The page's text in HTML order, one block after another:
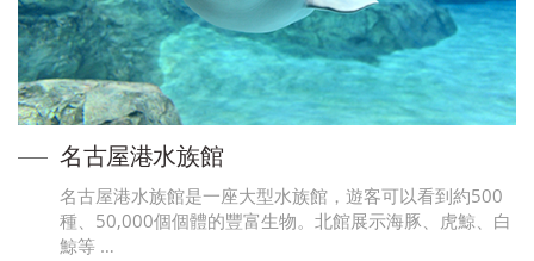
名古屋港水族館
名古屋港水族館是一座大型水族館，遊客可以看到約500
種、50,000個個體的豐富生物。北館展示海豚、虎鯨、白
鯨等 …